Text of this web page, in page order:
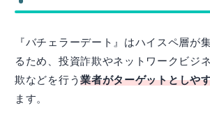
『バチェラーデート』はハイスペ層が
るため、投資詐欺やネットワークビジ
欺などを行う業者がターゲットとしや
ます。